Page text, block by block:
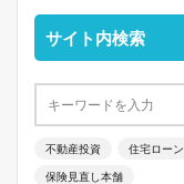
サイト内検索
不動産投資 住宅ローン
保険見直し本舗